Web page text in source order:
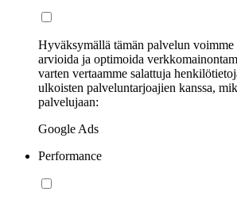
Hyväksymällä tämän palvelun voimme
arvioida ja optimoida
varten vertaamme salattuja
ulkoisten palveluntarjoajien kanssa,
palvelujaan:
Google Ads
Performance